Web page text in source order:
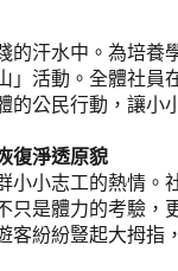
汗水中。為培
」活動。全體社
公民行動，讓小
復淨透原貌
小志工的熱情
只是體力的考驗
紛紛豎起大拇指